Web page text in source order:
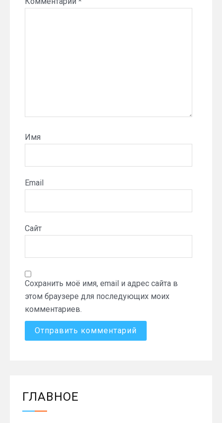
Имя
Email
Сайт
Сохранить моё имя, email и адрес сайта в
этом браузере для последующих моих
комментариев.
ГЛАВНОЕ